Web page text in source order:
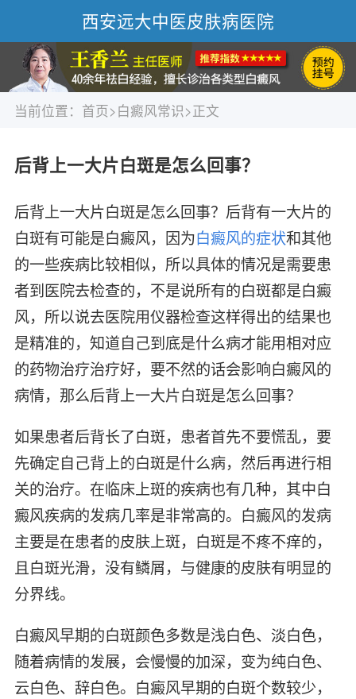
西安远大中医皮肤病医院
当前位置： 首页>白癜风常识>正文
后背上一大片白斑是怎么回事？
后背上一大片白斑是怎么回事？后背有一大片的
白斑有可能是白癜风，因为白癜风的症状和其他
的一些疾病比较相似，所以具体的情况是需要患
者到医院去检查的，不是说所有的白斑都是白癜
风，所以说去医院用仪器检查这样得出的结果也
是精准的，知道自己到底是什么病才能用相对应
的药物治疗治疗好，要不然的话会影响白癜风的
病情，那么后背上一大片白斑是怎么回事？
如果患者后背长了白斑，患者首先不要慌乱，要
先确定自己背上的白斑是什么病，然后再进行相
关的治疗。在临床上斑的疾病也有几种，其中白
癜风疾病的发病几率是非常高的。白癜风的发病
主要是在患者的皮肤上斑，白斑是不疼不痒的，
且白斑光滑，没有鳞屑，与健康的皮肤有明显的
分界线。
白癜风早期的白斑颜色多数是浅白色、淡白色，
随着病情的发展，会慢慢的加深，变为纯白色、
云白色、辞白色。白癜风早期的白斑个数较少，